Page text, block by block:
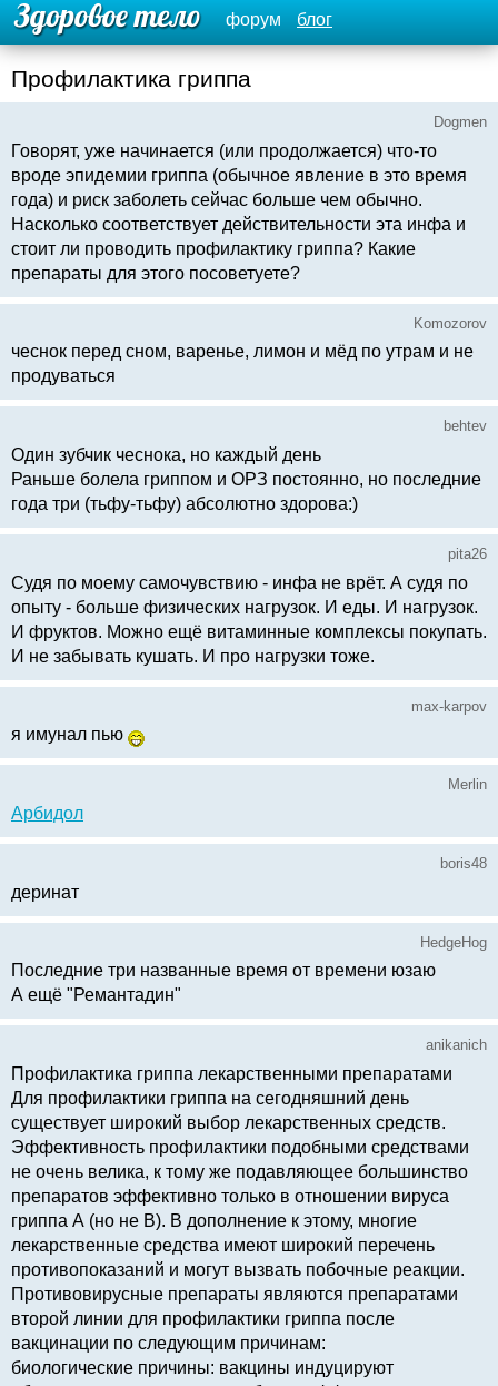
форум блог
Профилактика гриппа
Dogmen
Говорят, уже начинается (или продолжается) что-то
вроде эпидемии гриппа (обычное явление в это время
года) и риск заболеть сейчас больше чем обычно.
Насколько соответствует действительности эта инфа и
стоит ли проводить профилактику гриппа? Какие
препараты для этого посоветуете?
Komozorov
чеснок перед сном, варенье, лимон и мёд по утрам и не
продуваться
behtev
Один зубчик чеснока, но каждый день
Раньше болела гриппом и ОРЗ постоянно, но последние
года три (тьфу-тьфу) абсолютно здорова:)
pita26
Судя по моему самочувствию - инфа не врёт. А судя по
опыту - больше физических нагрузок. И еды. И нагрузок.
И фруктов. Можно ещё витаминные комплексы покупать.
И не забывать кушать. И про нагрузки тоже.
max-karpov
я имунал пью
Merlin
Арбидол
boris48
деринат
HedgeHog
Последние три названные время от времени юзаю
А ещё "Ремантадин"
anikanich
Профилактика гриппа лекарственными препаратами
Для профилактики гриппа на сегодняшний день
существует широкий выбор лекарственных средств.
Эффективность профилактики подобными средствами
не очень велика, к тому же подавляющее большинство
препаратов эффективно только в отношении вируса
гриппа А (но не В). В дополнение к этому, многие
лекарственные средства имеют широкий перечень
противопоказаний и могут вызвать побочные реакции.
Противовирусные препараты являются препаратами
второй линии для профилактики гриппа после
вакцинации по следующим причинам:
биологические причины: вакцины индуцируют